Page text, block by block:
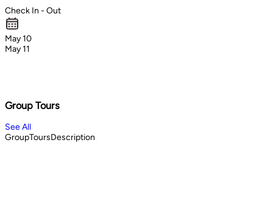
Check In - Out
May 10
May 11
Group Tours
See All
GroupToursDescription